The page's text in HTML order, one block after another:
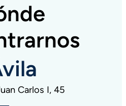
Carlos I, 45